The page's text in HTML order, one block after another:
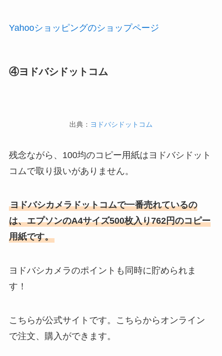
Yahooショッピングのショップページ
④ヨドバシドットコム
出典： ヨドバシドットコム
残念ながら、100均のコピー用紙はヨドバシドット
コムで取り扱いがありません。
ヨドバシカメラドットコムで一番売れているの
は、エプソンのA4サイズ500枚入り762円のコピー
用紙です。
ヨドバシカメラのポイントも同時に貯められま
す！
こちらが公式サイトです。こちらからオンライン
で注文、購入ができます。